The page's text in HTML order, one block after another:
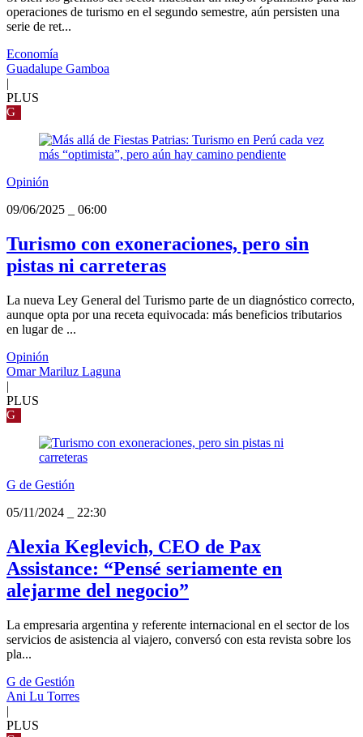
operaciones de turismo en el segundo semestre, aún persisten una
serie de ret...
Economía
Guadalupe Gamboa
|
PLUS
G
Opinión
09/06/2025
06:00
Turismo con exoneraciones, pero sin
pistas ni carreteras
La nueva Ley General del Turismo parte de un diagnóstico correcto,
aunque opta por una receta equivocada: más beneficios tributarios
en lugar de ...
Opinión
Omar Mariluz Laguna
|
PLUS
G
G de Gestión
05/11/2024
22:30
Alexia Keglevich, CEO de Pax
Assistance: “Pensé seriamente en
alejarme del negocio”
La empresaria argentina y referente internacional en el sector de los
servicios de asistencia al viajero, conversó con esta revista sobre los
pla...
G de Gestión
Ani Lu Torres
|
PLUS